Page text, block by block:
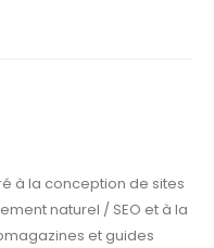
à la conception de sites
naturel / SEO et à la
et guides